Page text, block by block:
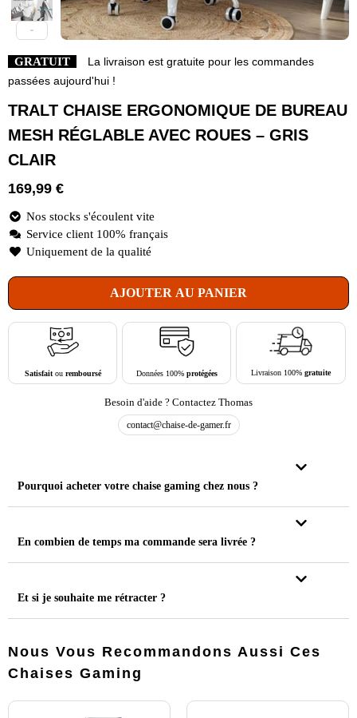
GRATUIT
La livraison est gratuite pour les commandes
passées aujourd'hui !
TRALT CHAISE ERGONOMIQUE DE BUREAU
MESH RÉGLABLE AVEC ROUES – GRIS
CLAIR
169,99 €
Nos stocks s'écoulent vite
Service client 100% français
Uniquement de la qualité
AJOUTER AU PANIER
Satisfaitou remboursé Données 100% protégées Livraison 100%gratuite
Besoin d'aide ? Contactez Thomas
contact@chaise-de-gamer.fr
Pourquoi acheter votre chaise gaming chez nous ?
En combien de temps ma commande sera livrée ?
Et si je souhaite me rétracter ?
Nous Vous Recommandons Aussi Ces
Chaises Gaming